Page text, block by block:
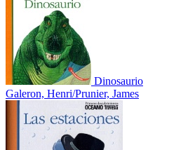
Dinosaurio
Galeron, Henri/Prunier, James